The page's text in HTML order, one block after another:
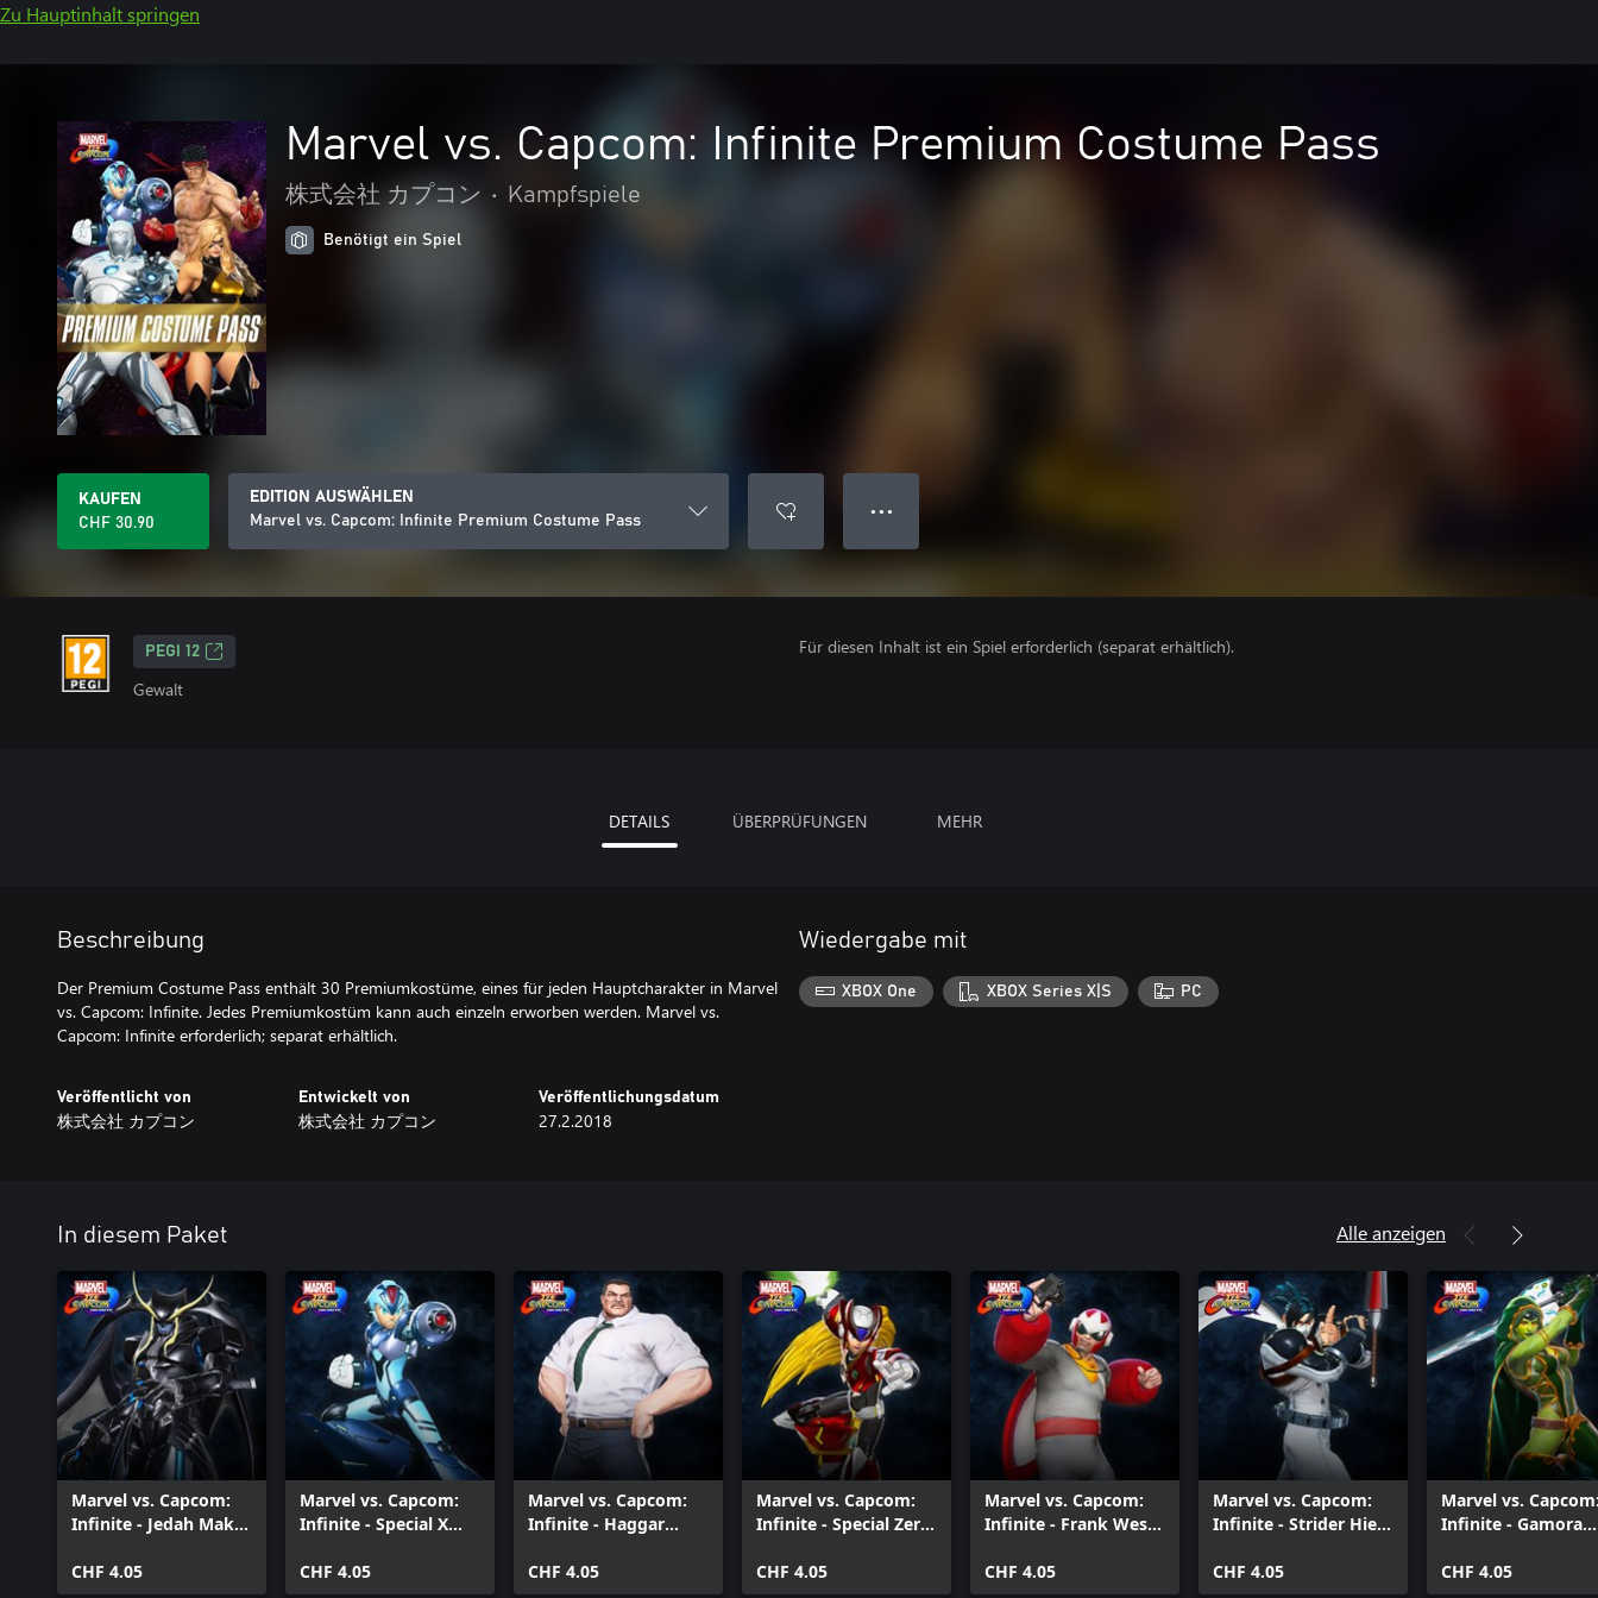
Zu Hauptinhalt springen
Marvel vs. Capcom: Infinite Premium Costume Pass
株式会社 カプコン • Kampfspiele
Benötigt ein Spiel
KAUFEN
CHF 30.90
EDITION AUSWÄHLEN
Marvel vs. Capcom: Infinite Premium Costume Pass
● ● ●
PEGI 12
Gewalt
Für diesen Inhalt ist ein Spiel erforderlich (separat erhältlich).
DETAILS ÜBERPRÜFUNGEN MEHR
Beschreibung
Der Premium Costume Pass enthält 30 Premiumkostüme, eines für jeden Hauptcharakter in Marvel
vs. Capcom: Infinite. Jedes Premiumkostüm kann auch einzeln erworben werden. Marvel vs.
Capcom: Infinite erforderlich; separat erhältlich.
Veröffentlicht von
株式会社 カプコン
Entwickelt von
株式会社 カプコン
Veröffentlichungsdatum
27.2.2018
Wiedergabe mit
XBOX One XBOX Series X|S PC
In diesem Paket Alle anzeigen
Marvel vs. Capcom:
Infinite - Jedah Makai
CHF 4.05
Marvel vs. Capcom:
Infinite - Special X
CHF 4.05
Marvel vs. Capcom:
Infinite - Haggar
Costume
CHF 4.05
Marvel vs. Capcom:
Infinite - Special Zero
CHF 4.05
Marvel vs. Capcom:
Infinite - Frank West
CHF 4.05
Marvel vs. Capcom:
Infinite - Strider Hien
CHF 4.05
Marvel vs.
Infinite - Gamora
CHF 4.05